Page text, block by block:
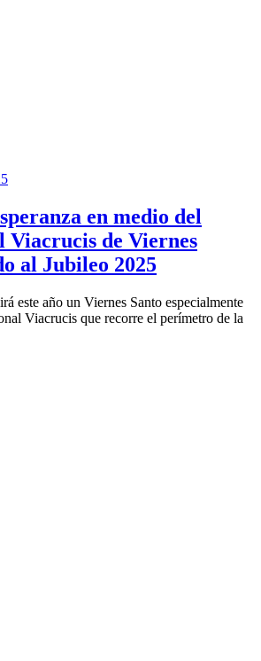
en medio del
Viacrucis de Viernes
al Jubileo 2025
este año un Viernes Santo especialmente
Viacrucis que recorre el perímetro de la